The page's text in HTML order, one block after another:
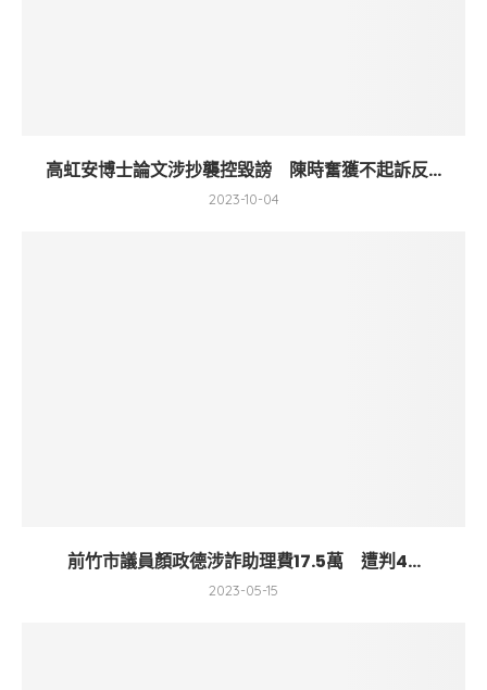
高虹安博士論文涉抄襲控毀謗 陳時奮獲不起訴反...
2023-10-04
前竹市議員顏政德涉詐助理費17.5萬 遭判4...
2023-05-15